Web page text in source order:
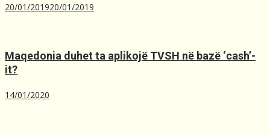
20/01/201920/01/2019
Maqedonia duhet ta aplikojë TVSH nё bazё ‘cash’-
it?
14/01/2020